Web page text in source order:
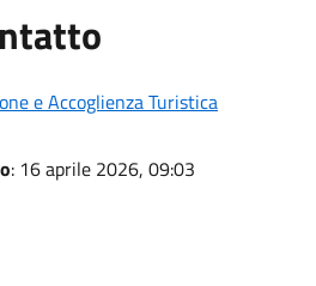
e Accoglienza Turistica
: 16 aprile 2026, 09:03